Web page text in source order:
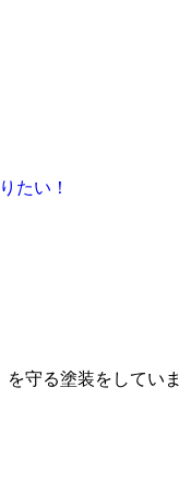
たい！
守る塗装をしていま